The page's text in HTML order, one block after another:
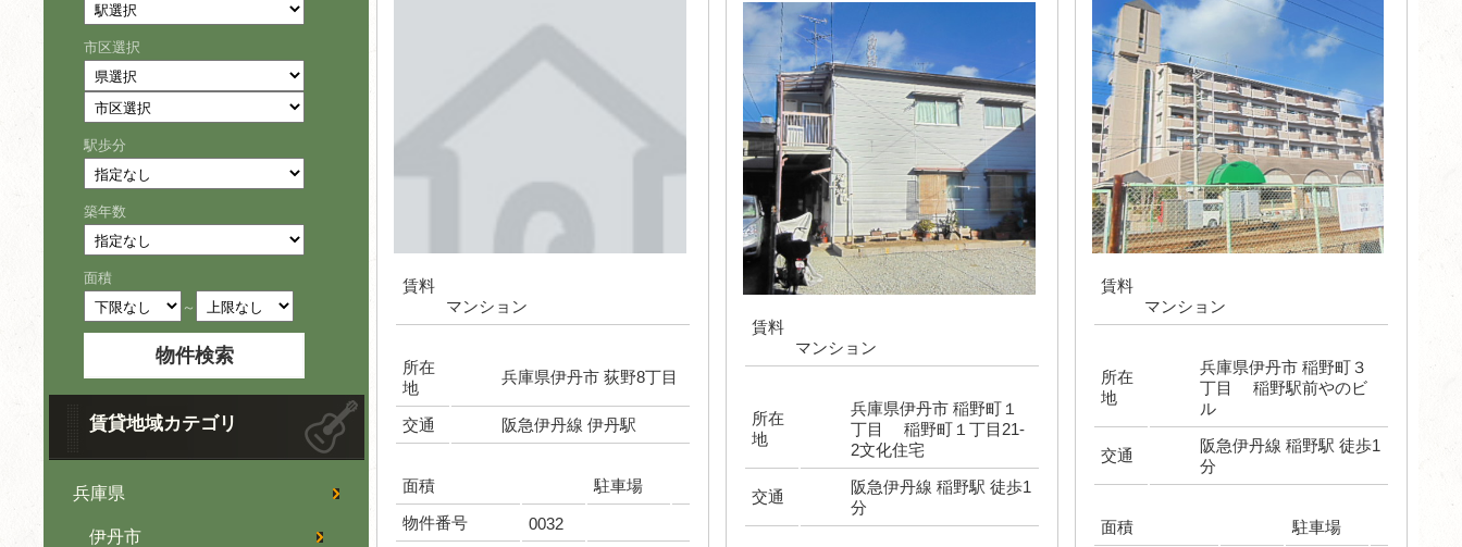
市区選択
駅歩分
築年数
面積
～
賃貸地域カテゴリ
兵庫県
伊丹市
賃料
マンション
所在
地
兵庫県伊丹市 荻野8丁目
交通 阪急伊丹線 伊丹駅
面積
駐車場
物件番号
0032
賃料
マンション
所在
地
兵庫県伊丹市 稲野町１
丁目 稲野町１丁目21-
2文化住宅
交通
阪急伊丹線 稲野駅 徒歩1
分
賃料
マンション
所在
地
兵庫県伊丹市 稲野町３
丁目 稲野駅前やのビ
ル
交通
阪急伊丹線 稲野駅 徒歩1
分
面積
駐車場